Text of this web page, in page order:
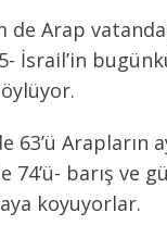
de Arap
İsrail’in
63’ü Arapların
74’ü- barış ve
koyuyorlar.